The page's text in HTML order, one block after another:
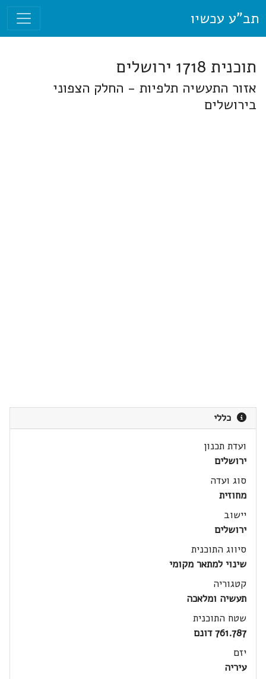
תב"ע עכשיו
תוכנית 1718 ירושלים
אזור התעשיה תלפיות - החלק הצפוני
בירושלים
כללי
ועדת תכנון
ירושלים
סוג ועדה
מחוזית
יישוב
ירושלים
סיווג התוכנית
שינוי למתאר מקומי
קטגוריה
תעשיה ומלאכה
שטח התוכנית
761.787 דונם
יזם
עיריה